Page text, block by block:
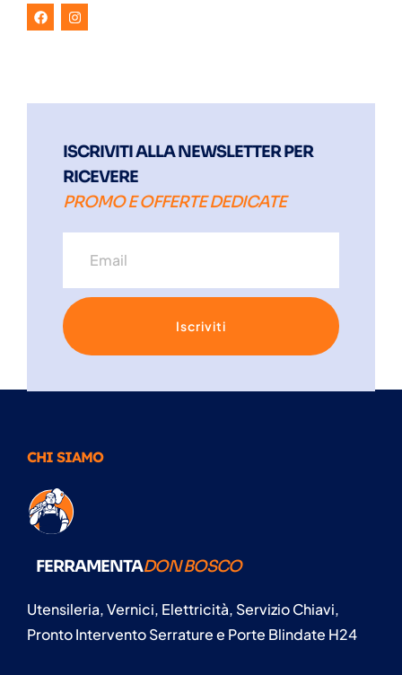
ISCRIVITI ALLA NEWSLETTER PER
RICEVERE
PROMO E OFFERTE DEDICATE
Iscriviti
CHI SIAMO
FERRAMENTADON BOSCO
Utensileria, Vernici, Elettricità, Servizio Chiavi,
Pronto Intervento Serrature e Porte Blindate H24